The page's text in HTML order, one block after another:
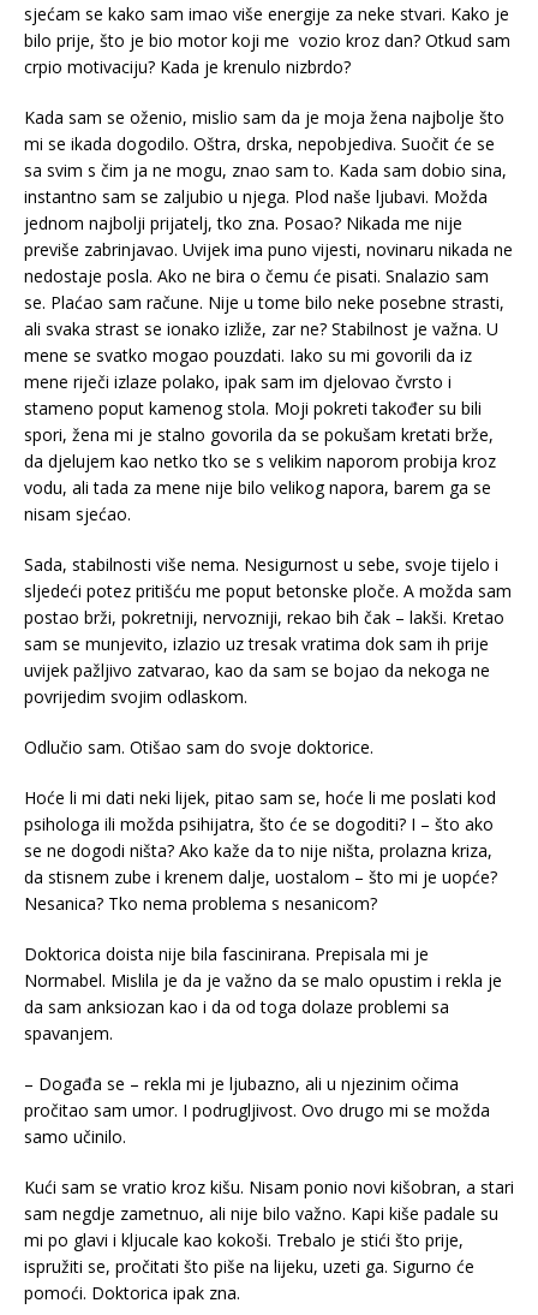
sjećam se kako sam imao više energije za neke stvari. Kako je
bilo prije, što je bio motor koji me vozio kroz dan? Otkud sam
crpio motivaciju? Kada je krenulo nizbrdo?
Kada sam se oženio, mislio sam da je moja žena najbolje što
mi se ikada dogodilo. Oštra, drska, nepobjediva. Suočit će se
sa svim s čim ja ne mogu, znao sam to. Kada sam dobio sina,
instantno sam se zaljubio u njega. Plod naše ljubavi. Možda
jednom najbolji prijatelj, tko zna. Posao? Nikada me nije
previše zabrinjavao. Uvijek ima puno vijesti, novinaru nikada ne
nedostaje posla. Ako ne bira o čemu će pisati. Snalazio sam
se. Plaćao sam račune. Nije u tome bilo neke posebne strasti,
ali svaka strast se ionako izliže, zar ne? Stabilnost je važna. U
mene se svatko mogao pouzdati. Iako su mi govorili da iz
mene riječi izlaze polako, ipak sam im djelovao čvrsto i
stameno poput kamenog stola. Moji pokreti također su bili
spori, žena mi je stalno govorila da se pokušam kretati brže,
da djelujem kao netko tko se s velikim naporom probija kroz
vodu, ali tada za mene nije bilo velikog napora, barem ga se
nisam sjećao.
Sada, stabilnosti više nema. Nesigurnost u sebe, svoje tijelo i
sljedeći potez pritišću me poput betonske ploče. A možda sam
postao brži, pokretniji, nervozniji, rekao bih čak – lakši. Kretao
sam se munjevito, izlazio uz tresak vratima dok sam ih prije
uvijek pažljivo zatvarao, kao da sam se bojao da nekoga ne
povrijedim svojim odlaskom.
Odlučio sam. Otišao sam do svoje doktorice.
Hoće li mi dati neki lijek, pitao sam se, hoće li me poslati kod
psihologa ili možda psihijatra, što će se dogoditi? I – što ako
se ne dogodi ništa? Ako kaže da to nije ništa, prolazna kriza,
da stisnem zube i krenem dalje, uostalom – što mi je uopće?
Nesanica? Tko nema problema s nesanicom?
Doktorica doista nije bila fascinirana. Prepisala mi je
Normabel. Mislila je da je važno da se malo opustim i rekla je
da sam anksiozan kao i da od toga dolaze problemi sa
spavanjem.
– Događa se – rekla mi je ljubazno, ali u njezinim očima
pročitao sam umor. I podrugljivost. Ovo drugo mi se možda
samo učinilo.
Kući sam se vratio kroz kišu. Nisam ponio novi kišobran, a stari
sam negdje zametnuo, ali nije bilo važno. Kapi kiše padale su
mi po glavi i kljucale kao kokoši. Trebalo je stići što prije,
ispružiti se, pročitati što piše na lijeku, uzeti ga. Sigurno će
pomoći. Doktorica ipak zna.